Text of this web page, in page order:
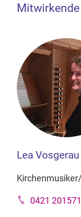
Mitwirkende
Lea Vosgerau
0421